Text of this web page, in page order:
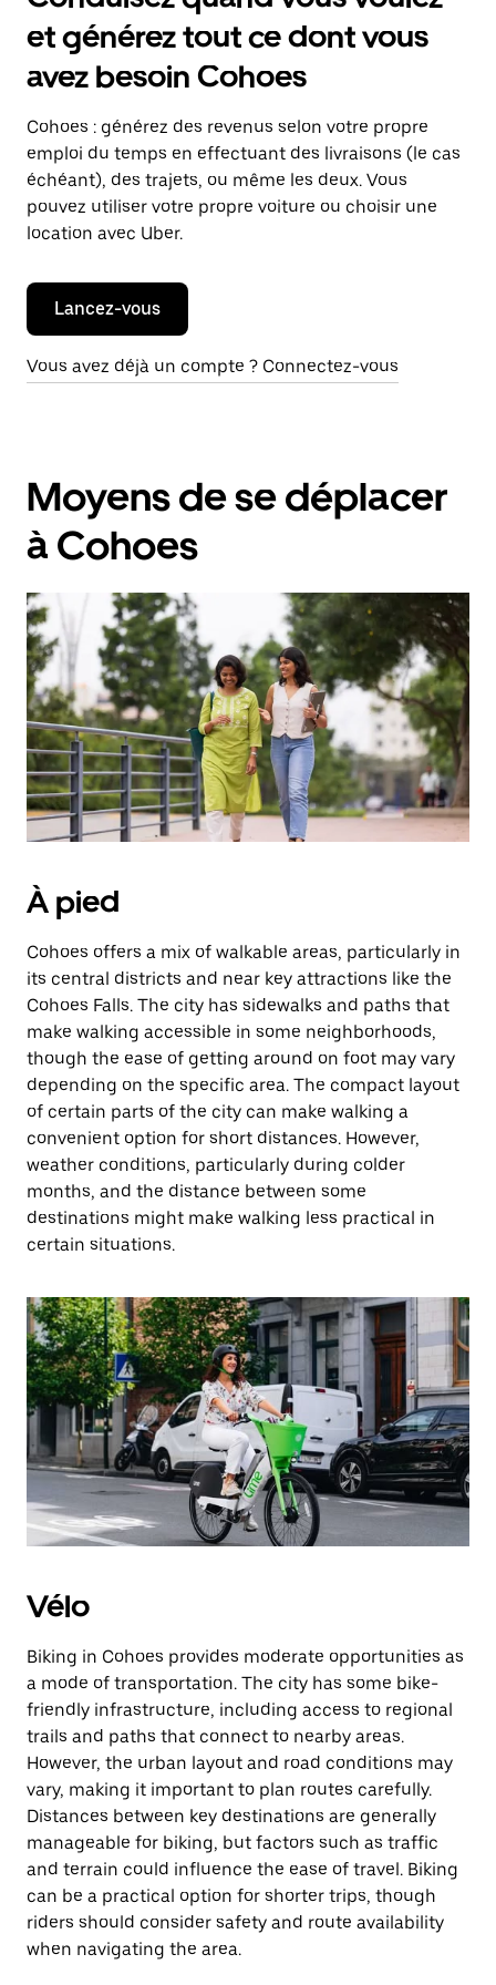
et générez tout ce dont vous
avez besoin Cohoes
Cohoes : générez des revenus selon votre propre
emploi du temps en effectuant des livraisons (le cas
échéant), des trajets, ou même les deux. Vous
pouvez utiliser votre propre voiture ou choisir une
location avec Uber.
Lancez-vous
Vous avez déjà un compte ? Connectez-vous
Moyens de se déplacer
à Cohoes
À pied
Cohoes offers a mix of walkable areas, particularly in
its central districts and near key attractions like the
Cohoes Falls. The city has sidewalks and paths that
make walking accessible in some neighborhoods,
though the ease of getting around on foot may vary
depending on the specific area. The compact layout
of certain parts of the city can make walking a
convenient option for short distances. However,
weather conditions, particularly during colder
months, and the distance between some
destinations might make walking less practical in
certain situations.
Vélo
Biking in Cohoes provides moderate opportunities as
a mode of transportation. The city has some bike-
friendly infrastructure, including access to regional
trails and paths that connect to nearby areas.
However, the urban layout and road conditions may
vary, making it important to plan routes carefully.
Distances between key destinations are generally
manageable for biking, but factors such as traffic
and terrain could influence the ease of travel. Biking
can be a practical option for shorter trips, though
riders should consider safety and route availability
when navigating the area.